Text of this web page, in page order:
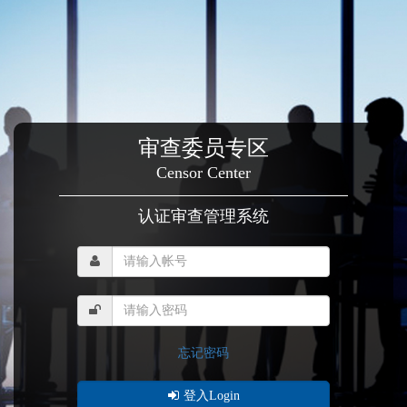
审查委员专区
Censor Center
认证审查管理系统
忘记密码
登入Login